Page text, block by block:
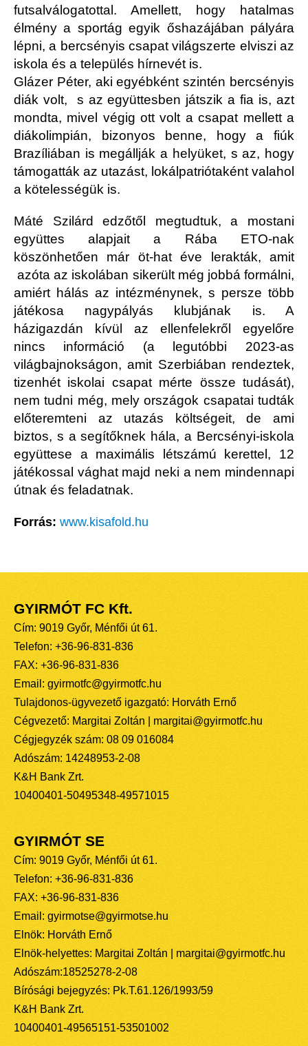
futsalválogatottal. Amellett, hogy hatalmas
élmény a sportág egyik őshazájában pályára
lépni, a bercsényis csapat világszerte elviszi az
iskola és a település hírnevét is.
Glázer Péter, aki egyébként szintén bercsényis
diák volt, s az együttesben játszik a fia is, azt
mondta, mivel végig ott volt a csapat mellett a
diákolimpián, bizonyos benne, hogy a fiúk
Brazíliában is megállják a helyüket, s az, hogy
támogatták az utazást, lokálpatriótaként valahol
a kötelességük is.
Máté Szilárd edzőtől megtudtuk, a mostani
együttes alapjait a Rába ETO-nak
köszönhetően már öt-hat éve lerakták, amit
azóta az iskolában sikerült még jobbá formálni,
amiért hálás az intézménynek, s persze több
játékosa nagypályás klubjának is. A
házigazdán kívül az ellenfelekről egyelőre
nincs információ (a legutóbbi 2023-as
világbajnokságon, amit Szerbiában rendeztek,
tizenhét iskolai csapat mérte össze tudását),
nem tudni még, mely országok csapatai tudták
előteremteni az utazás költségeit, de ami
biztos, s a segítőknek hála, a Bercsényi-iskola
együttese a maximális létszámú kerettel, 12
játékossal vághat majd neki a nem mindennapi
útnak és feladatnak.
Forrás: www.kisafold.hu
GYIRMÓT FC Kft.
Cím: 9019 Győr, Ménfői út 61.
Telefon: +36-96-831-836
FAX: +36-96-831-836
Email: gyirmotfc@gyirmotfc.hu
Tulajdonos-ügyvezető igazgató: Horváth Ernő
Cégvezető: Margitai Zoltán | margitai@gyirmotfc.hu
Cégjegyzék szám: 08 09 016084
Adószám: 14248953-2-08
K&H Bank Zrt.
10400401-50495348-49571015
GYIRMÓT SE
Cím: 9019 Győr, Ménfői út 61.
Telefon: +36-96-831-836
FAX: +36-96-831-836
Email: gyirmotse@gyirmotse.hu
Elnök: Horváth Ernő
Elnök-helyettes: Margitai Zoltán | margitai@gyirmotfc.hu
Adószám:18525278-2-08
Bírósági bejegyzés: Pk.T.61.126/1993/59
K&H Bank Zrt.
10400401-49565151-53501002